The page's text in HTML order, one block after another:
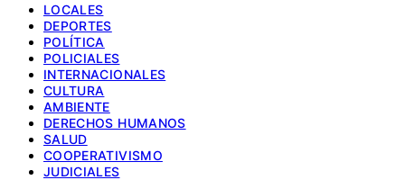
LOCALES
DEPORTES
POLÍTICA
POLICIALES
INTERNACIONALES
CULTURA
AMBIENTE
DERECHOS HUMANOS
SALUD
COOPERATIVISMO
JUDICIALES